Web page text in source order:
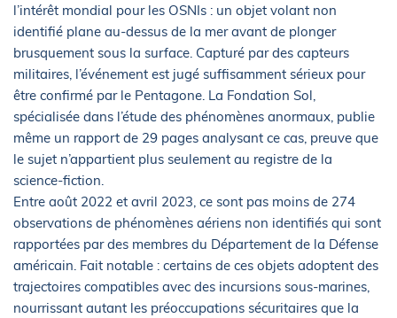
l’intérêt mondial pour les OSNIs : un objet volant non
identifié plane au-dessus de la mer avant de plonger
brusquement sous la surface. Capturé par des capteurs
militaires, l’événement est jugé suffisamment sérieux pour
être confirmé par le Pentagone. La Fondation Sol,
spécialisée dans l’étude des phénomènes anormaux, publie
même un rapport de 29 pages analysant ce cas, preuve que
le sujet n’appartient plus seulement au registre de la
science-fiction.
Entre août 2022 et avril 2023, ce sont pas moins de 274
observations de phénomènes aériens non identifiés qui sont
rapportées par des membres du Département de la Défense
américain. Fait notable : certains de ces objets adoptent des
trajectoires compatibles avec des incursions sous-marines,
nourrissant autant les préoccupations sécuritaires que la